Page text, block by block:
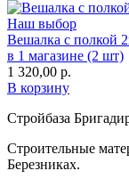
Наш выбор
Вешалка с полкой
в 1 магазине (2 шт)
1 320,00 р.
В корзину
Стройбаза
Строительные
Березниках.